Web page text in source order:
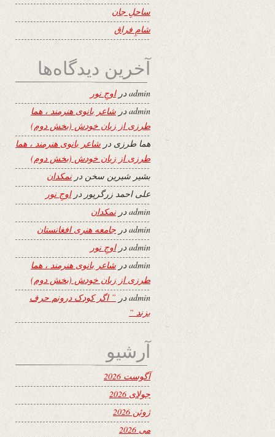
ساحلِ جان
شامِ فراق
آخرین دیدگاه‌ها
adminدراوجِ نور
adminدر شاعر بانوی هنرمند ، هما
طرزی از زبان خودش (بخش دوم)
هما طرزی در شاعر بانوی هنرمند ، هما
طرزی از زبان خودش (بخش دوم)
بشیر شیرین سخن درنمکدان
علی احمد زرگرپور دراوجِ نور
adminدرنمکدان
adminدر جامعه هنری افغانستان
admin دراوجِ نور
adminدر شاعر بانوی هنرمند ، هما
طرزی از زبان خودش (بخش دوم)
adminدر ” اگر کودک درونم حرف
بزند “
آرشیو
آگوست 2026
جولای 2026
ژوئن 2026
می 2026